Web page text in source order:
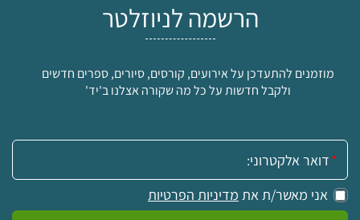
הרשמה לניוזלטר
מוזמנים להתעדכן על אירועים, קורסים, סיורים, ספרים חדשים
ולקבל חדשות על כל מה שקורה אצלנו ב'יד'
אימייל:
אני מאשר/ת את מדיניות הפרטיות